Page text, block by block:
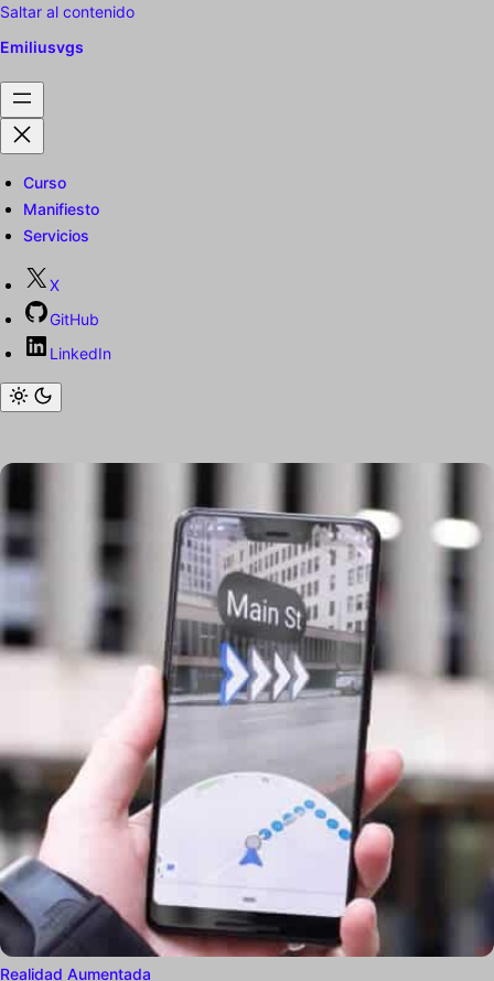
Saltar al contenido
Emiliusvgs
Curso
Manifiesto
Servicios
X
GitHub
LinkedIn
Realidad Aumentada